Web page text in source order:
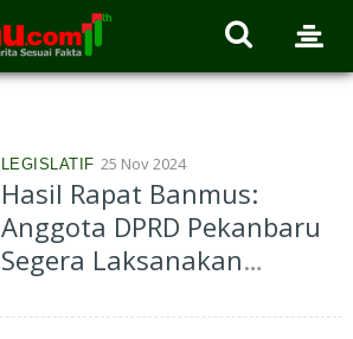
LEGISLATIF 25 Nov 2024
Hasil Rapat Banmus:
Anggota DPRD Pekanbaru
Segera Laksanakan